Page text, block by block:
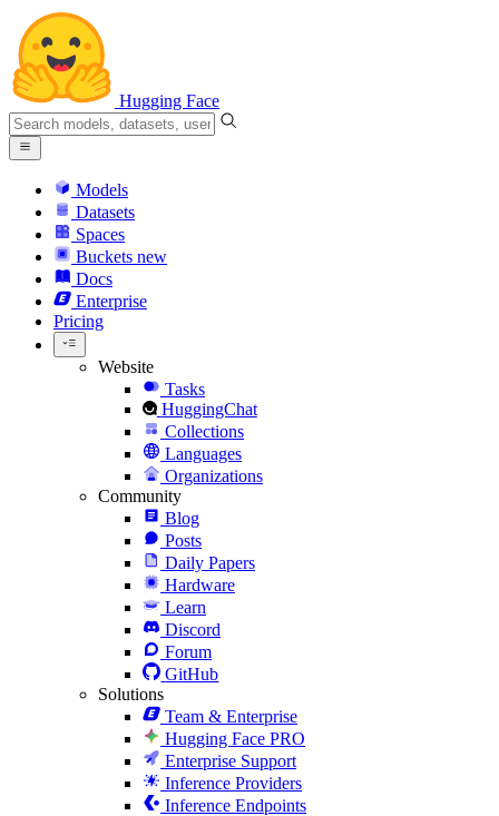
Hugging Face
Models
Datasets
Spaces
Buckets new
Docs
Enterprise
Pricing
Website
Tasks
HuggingChat
Collections
Languages
Organizations
Community
Blog
Posts
Daily Papers
Hardware
Learn
Discord
Forum
GitHub
Solutions
Team & Enterprise
Hugging Face PRO
Enterprise Support
Inference Providers
Inference Endpoints